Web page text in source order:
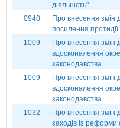
діяльність"
0940
Про внесення змін
посилення
1009
Про внесення змін
вдосконалення
законодавства
1009
Про внесення змін
вдосконалення
законодавства
1032
Про внесення змін
заходів із реформи